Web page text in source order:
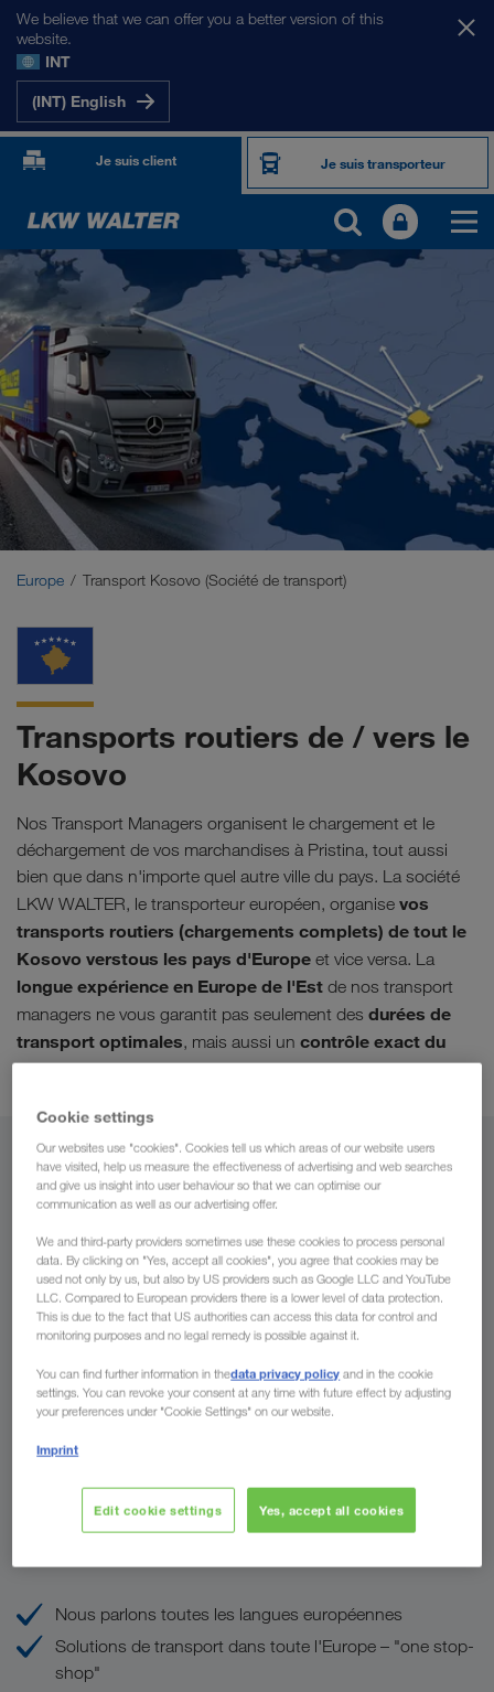
We believe that we can offer you a better version of this
website.
INT
(INT) English
Je suis client Je suis transporteur
NOS MARCHÉS
Europe
Asie Centrale
Russie
Moyen-Orient
Europe Transport Kosovo (Société de transport)
Transports routiers de / vers le
Kosovo
Nos Transport Managers organisent le chargement et le
déchargement de vos marchandises à Pristina, tout aussi
bien que dans n'importe quel autre ville du pays. La société
LKW WALTER, le transporteur européen, organise vos
transports routiers (chargements complets) de tout le
Kosovo verstous les pays d'Europe et vice versa. La
longue expérience en Europe de l'Est de nos transport
managers ne vous garantit pas seulement des durées de
transport optimales, mais aussi un contrôle exact du
transport.
De
France
Vers
Nous parlons toutes les langues européennes
Solutions de transport dans toute l'Europe – "one stop-
shop"
Cookie settings
Our websites use "cookies". Cookies tell us which areas of our website users
have visited, help us measure the effectiveness of advertising and web searches
and give us insight into user behaviour so that we can optimise our
communication as well as our advertising offer.
We and third-party providers sometimes use these cookies to process personal
data. By clicking on "Yes, accept all cookies", you agree that cookies may be
used not only by us, but also by US providers such as Google LLC and YouTube
LLC. Compared to European providers there is a lower level of data protection.
This is due to the fact that US authorities can access this data for control and
monitoring purposes and no legal remedy is possible against it.
You can find further information in thedata privacy policy and in the cookie
settings. You can revoke your consent at any time with future effect by adjusting
your preferences under "Cookie Settings" on our website.
Imprint
Edit cookie settings Yes, accept all cookies